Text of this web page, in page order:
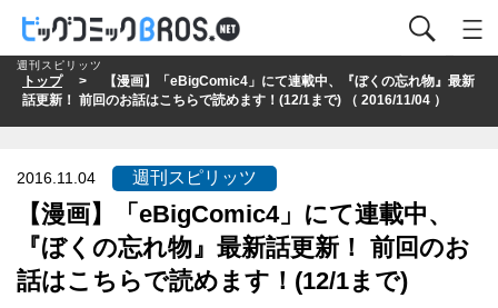
トップ> 【漫画】「eBigComic4」にて連載中、『ぼくの忘れ物』最新
話更新！ 前回のお話はこちらで読めます！(12/1まで) （ 2016/11/04 ）
週刊スピリッツ
2016.11.04
【漫画】「eBigComic4」にて連載中、
『ぼくの忘れ物』最新話更新！ 前回のお
話はこちらで読めます！(12/1まで)
週刊スピリッツ